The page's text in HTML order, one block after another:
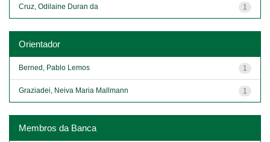
1
Cruz, Odilaine Duran da
Orientador
1
Berned, Pablo Lemos
1
Graziadei, Neiva Maria Mallmann
Membros da Banca